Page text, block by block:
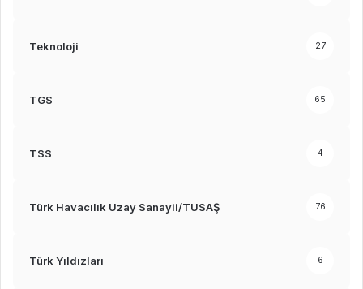
Teknoloji 27
TGS 65
TSS 4
Türk Havacılık Uzay Sanayii/TUSAŞ 76
Türk Yıldızları 6